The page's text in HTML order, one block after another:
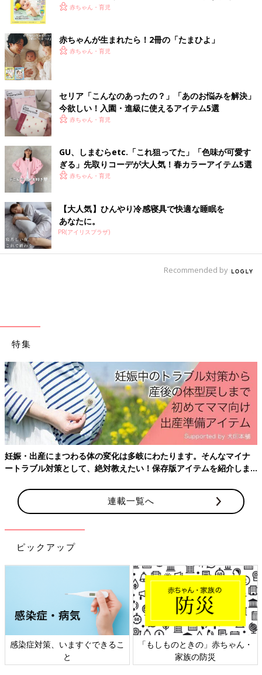
わたおさんは、しまむらのグレンチェックのショートパンツ
（979円）を購入。こちらのブラウスは私物アイテムだそうです
が、お手持ちのブラウスと合わせれば、一気にセレモニースタイ
ルが出来上がるとのこと。フリルもとってもキュート！コレは買
いですよね。
ブラウスは生地の伸びも良く、着心地もバツグン！
どちらもZARAでゲット
く！ おっぱい・ミルクの基本と夏のトラブル 解決テ
赤ちゃん・育児
赤ちゃんが生まれたら！2冊の「たまひよ」
赤ちゃん・育児
セリア「こんなのあったの？」「あのお悩みを解決」
今欲しい！入園・進級に使えるアイテム5選
赤ちゃん・育児
GU、しまむらetc.「これ狙ってた」「色味が可愛す
ぎる」先取りコーデが大人気！春カラーアイテム5選
赤ちゃん・育児
【大人気】ひんやり冷感寝具で快適な睡眠を
あなたに。
PR(アイリスプラザ)
Recommended by
特集
妊娠・出産にまつわる体の変化は多岐にわたります。そんなマイナ
ートラブル対策として、絶対教えたい！保存版アイテムを紹介しま
連載一覧へ
ピックアップ
感染症対策、いますぐできるこ
と
「もしものときの」赤ちゃん・
家族の防災